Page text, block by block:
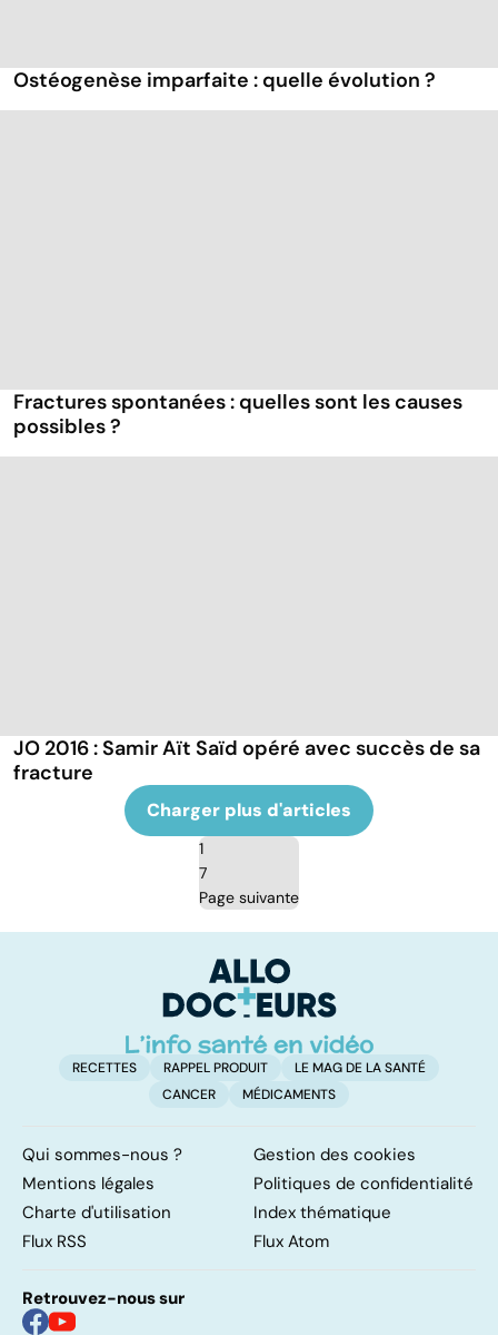
Ostéogenèse imparfaite : quelle évolution ?
Fractures spontanées : quelles sont les causes
possibles ?
JO 2016 : Samir Aït Saïd opéré avec succès de sa
fracture
Charger plus d'articles
1
7
Page suivante
RECETTES RAPPEL PRODUIT
LE MAG DE LA SANTÉ
CANCER
MÉDICAMENTS
Qui sommes-nous ?
Gestion des cookies
Mentions légales
Politiques de confidentialité
Charte d'utilisation
Index thématique
Flux RSS
Flux Atom
Retrouvez-nous sur